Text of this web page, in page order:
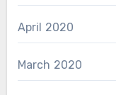
April 2020
March 2020